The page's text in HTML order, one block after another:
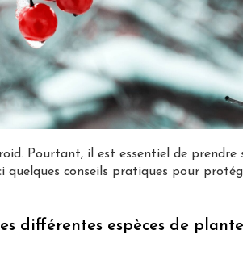
Pourtant, il est essentiel de prendre
conseils pratiques pour
différentes espèces de